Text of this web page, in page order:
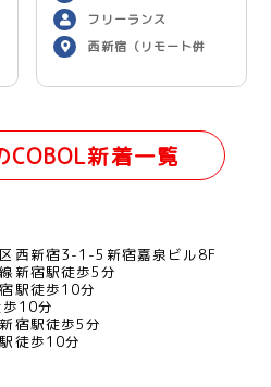
フリーランス
西新宿（リモート併
COBOL新着一覧
西新宿3-1-5新宿嘉泉ビル8F
新宿駅徒歩5分
駅徒歩10分
歩10分
宿駅徒歩5分
徒歩10分